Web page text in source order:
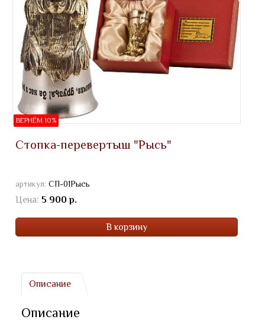
Описание
Описание
ВЕРНЁМ 10%
Стопка-перевертыш "Рысь"
артикул: СП-01Рысь
Цена: 5 900 р.
В корзину